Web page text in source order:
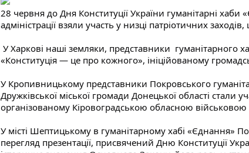
28 червня до Дня Конституції України гуманітарні хаби
адміністрації взяли участь у низці патріотичних
У Харкові наші земляки, представники  гуманітарного
«Конституція — це про кожного», ініційованому
У Кропивницькому представники Покровського
Дружківської міської громади Донецької області стали
організованому Кіровоградською обласною військовою
У місті Шептицькому в гуманітарному хабі «Єднання»
перегляд презентації, присвячений Дню Конституції